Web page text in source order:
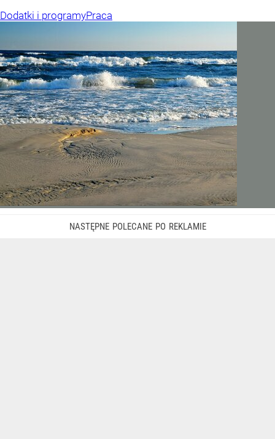
Dodatki i programyPraca